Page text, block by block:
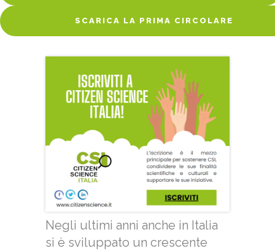
ISCRIVITI AL CONVEGNO!
SCARICA LA PRIMA CIRCOLARE
Negli ultimi anni anche in Italia
si è sviluppato un crescente